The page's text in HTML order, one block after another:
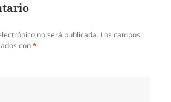
no será publicada. Los campos
con*